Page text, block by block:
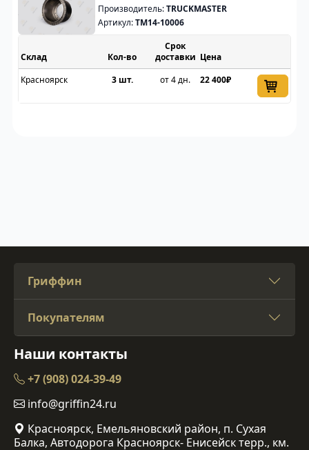
Производитель:TRUCKMASTER
Артикул:TM14-10006
Склад
Срок
доставки Цена
Красноярск
3 шт. от 4 дн. 22 400₽
Гриффин
Покупателям
Наши контакты
+7 (908) 024-39-49
info@griffin24.ru
Красноярск, Емельяновский район, п. Сухая
Балка, Автодорога Красноярск- Енисейск терр., км.